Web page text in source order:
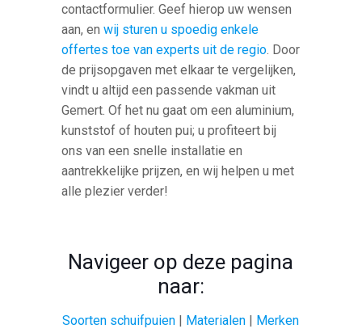
contactformulier. Geef hierop uw wensen
aan, enwij sturen u spoedig enkele
offertes toe van experts uit de regio. Door
de prijsopgaven met elkaar te vergelijken,
vindt u altijd een passende vakman uit
Gemert. Of het nu gaat om een aluminium,
kunststof of houten pui; u profiteert bij
ons van een snelle installatie en
aantrekkelijke prijzen, en wij helpen u met
alle plezier verder!
Navigeer op deze pagina
naar:
Soorten schuifpuien | Materialen | Merken